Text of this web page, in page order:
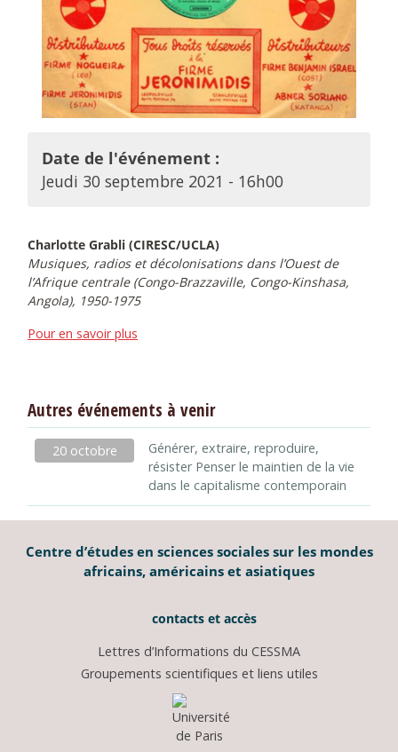
Date de l'événement :
Jeudi 30 septembre 2021 - 16h00
Charlotte Grabli (CIRESC/UCLA)
Musiques, radios et décolonisations dans l’Ouest de
l’Afrique centrale (Congo-Brazzaville, Congo-Kinshasa,
Angola), 1950-1975
Pour en savoir plus
Autres événements à venir
20 octobre
Générer, extraire, reproduire,
résister Penser le maintien de la vie
dans le capitalisme contemporain
Centre d’études en sciences sociales sur les mondes
africains, américains et asiatiques
contacts et accès
Lettres d’Informations du CESSMA
Groupements scientifiques et liens utiles